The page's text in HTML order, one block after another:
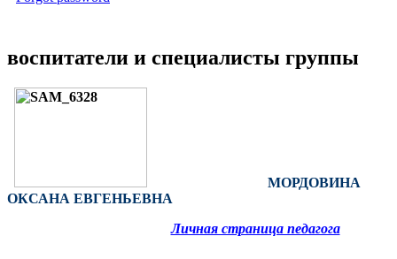
воспитатели и специалисты группы
МОРДОВИНА
ОКСАНА ЕВГЕНЬЕВНА
Личная страница педагога